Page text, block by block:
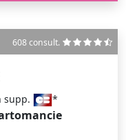
608 consult.
supp. *